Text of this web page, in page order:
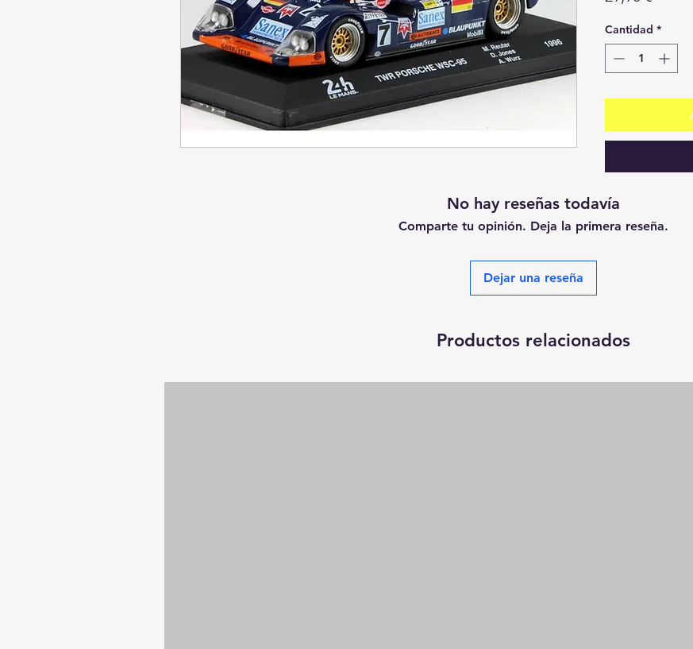
Cantidad *
No hay reseñas todavía
Comparte tu opinión. Deja la primera reseña.
Dejar una reseña
Productos relacionados